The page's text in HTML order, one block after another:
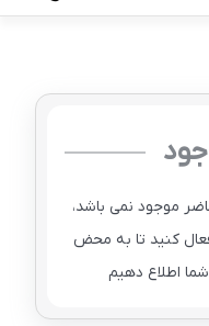
موجود نمی باشد،
فعال کنید تا به محض
اطلاع دهیم